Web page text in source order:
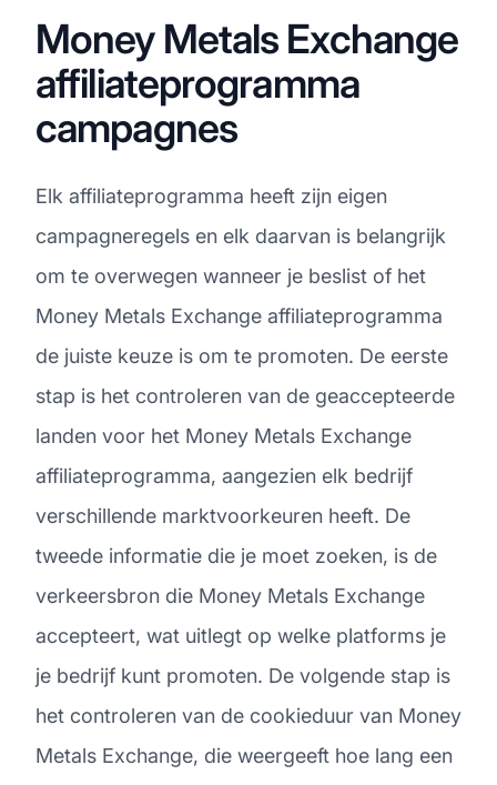
Money Metals Exchange
affiliateprogramma
campagnes
Elk affiliateprogramma heeft zijn eigen
campagneregels en elk daarvan is belangrijk
om te overwegen wanneer je beslist of het
Money Metals Exchange affiliateprogramma
de juiste keuze is om te promoten. De eerste
stap is het controleren van de geaccepteerde
landen voor het Money Metals Exchange
affiliateprogramma, aangezien elk bedrijf
verschillende marktvoorkeuren heeft. De
tweede informatie die je moet zoeken, is de
verkeersbron die Money Metals Exchange
accepteert, wat uitlegt op welke platforms je
je bedrijf kunt promoten. De volgende stap is
het controleren van de cookieduur van Money
Metals Exchange, die weergeeft hoe lang een